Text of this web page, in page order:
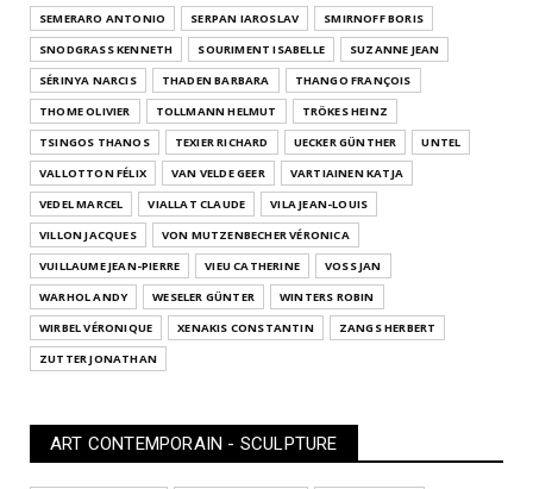
SEMERARO ANTONIO
SERPAN IAROSLAV
SMIRNOFF BORIS
SNODGRASS KENNETH
SOURIMENT ISABELLE
SUZANNE JEAN
SÉRINYA NARCIS
THADEN BARBARA
THANGO FRANÇOIS
THOME OLIVIER
TOLLMANN HELMUT
TRÖKES HEINZ
TSINGOS THANOS
TEXIER RICHARD UECKER GÜNTHER
UNTEL
VALLOTTON FÉLIX
VAN VELDE GEER
VARTIAINEN KATJA
VEDEL MARCEL
VIALLAT CLAUDE
VILA JEAN-LOUIS
VILLON JACQUES
VON MUTZENBECHER VÉRONICA
VUILLAUME JEAN-PIERRE
VIEU CATHERINE
VOSS JAN
WARHOL ANDY
WESELER GÜNTER
WINTERS ROBIN
WIRBEL VÉRONIQUE
XENAKIS CONSTANTIN
ZANGS HERBERT
ZUTTER JONATHAN
ART CONTEMPORAIN - SCULPTURE